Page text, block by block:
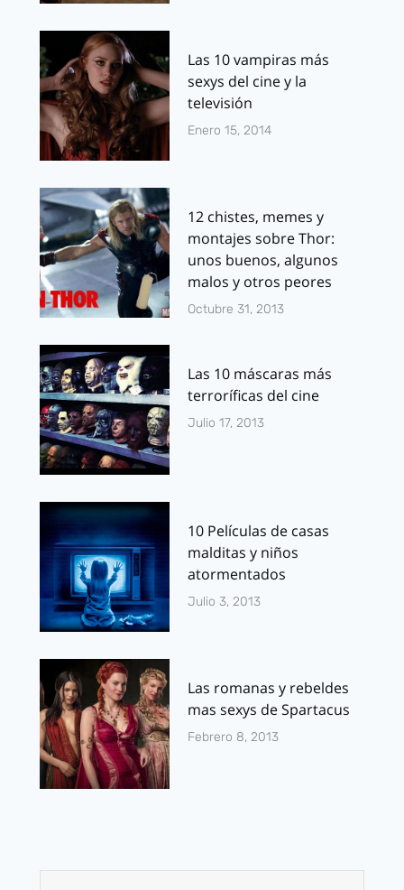
Las 10 vampiras más
sexys del cine y la
televisión
Enero 15, 2014
12 chistes, memes y
montajes sobre Thor:
unos buenos, algunos
malos y otros peores
Octubre 31, 2013
Las 10 máscaras más
terroríficas del cine
Julio 17, 2013
10 Películas de casas
malditas y niños
atormentados
Julio 3, 2013
Las romanas y rebeldes
mas sexys de Spartacus
Febrero 8, 2013